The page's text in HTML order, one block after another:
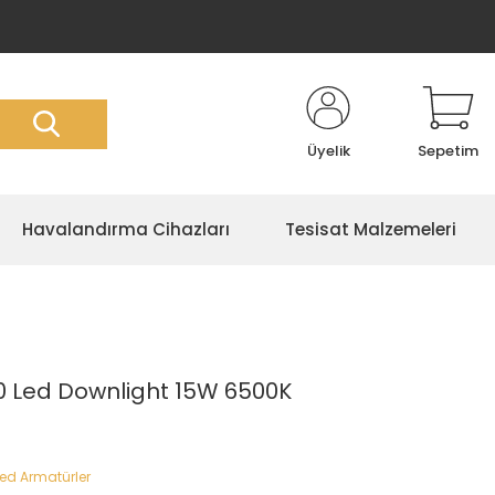
Üyelik Sepetim
Havalandırma Cihazları Tesisat Malzemeleri
Led Downlight 15W 6500K
Armatürler